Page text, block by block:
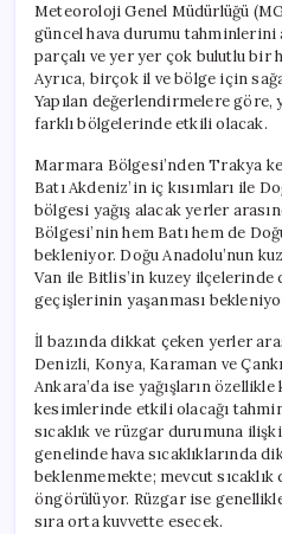
Meteoroloji Genel Müdürlüğü
güncel hava durumu tahminlerini
parçalı ve yer yer çok bulutlu bir
Ayrıca, birçok il ve bölge için
Yapılan değerlendirmelere göre,
farklı bölgelerinde etkili olacak.
Marmara Bölgesi’nden Trakya
Batı Akdeniz’in iç kısımları ile
bölgesi yağış alacak yerler
Bölgesi’nin hem Batı hem de
bekleniyor. Doğu Anadolu’nun
Van ile Bitlis’in kuzey ilçelerinde
geçişlerinin yaşanması
İl bazında dikkat çeken yerler
Denizli, Konya, Karaman ve
Ankara’da ise yağışların
kesimlerinde etkili olacağı
sıcaklık ve rüzgar durumuna
genelinde hava sıcaklıklarında
beklenmemekte; mevcut
öngörülüyor. Rüzgar ise
sıra orta kuvvette esecek.